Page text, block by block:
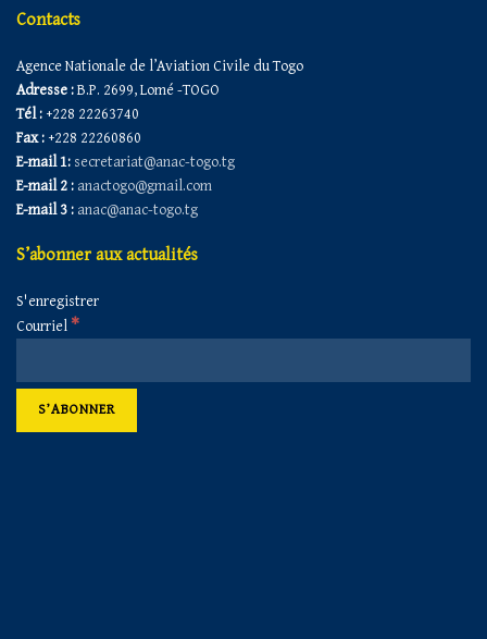
Contacts
Agence Nationale de l’Aviation Civile du Togo
Adresse :B.P. 2699, Lomé -TOGO
Tél : +228 22263740
Fax : +228 22260860
E-mail 1: secretariat@anac-togo.tg
E-mail 2 : anactogo@gmail.com
E-mail 3 : anac@anac-togo.tg
S’abonner aux actualités
S'enregistrer
Courriel*